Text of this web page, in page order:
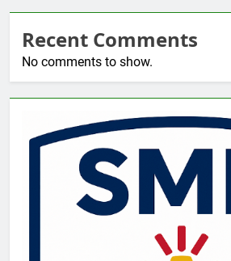
Recent Comments
No comments to show.